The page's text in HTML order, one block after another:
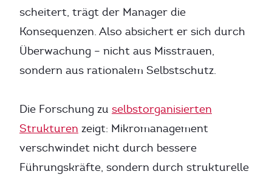
scheitert, trägt der Manager die
Konsequenzen. Also absichert er sich durch
Überwachung – nicht aus Misstrauen,
sondern aus rationalem Selbstschutz.
Die Forschung zu selbstorganisierten
Strukturen zeigt: Mikromanagement
verschwindet nicht durch bessere
Führungskräfte, sondern durch strukturelle